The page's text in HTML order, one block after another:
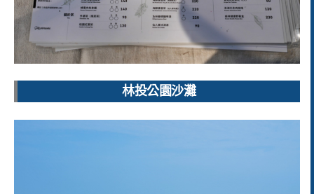
林投公園沙灘